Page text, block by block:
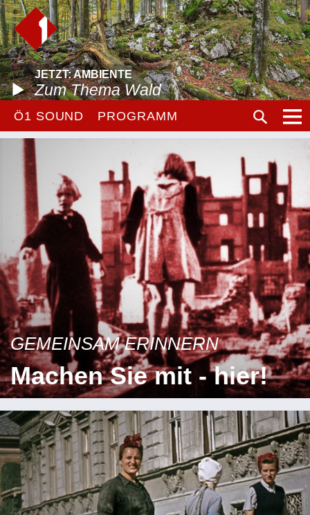
JETZT: AMBIENTE
Zum Thema Wald
Ö1 SOUND PROGRAMM
GEMEINSAM ERINNERN
Machen Sie mit - hier!